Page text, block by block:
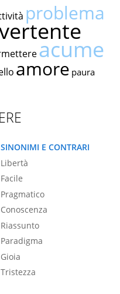
problema
acume
amore paura
SINONIMI E CONTRARI
Libertà
Facile
Pragmatico
Conoscenza
Riassunto
Paradigma
Gioia
Tristezza